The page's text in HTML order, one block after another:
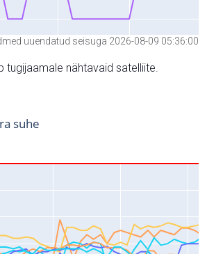
uuendatud seisuga 2026-08-09 05:36:00
tugijaamale nähtavaid satelliite.